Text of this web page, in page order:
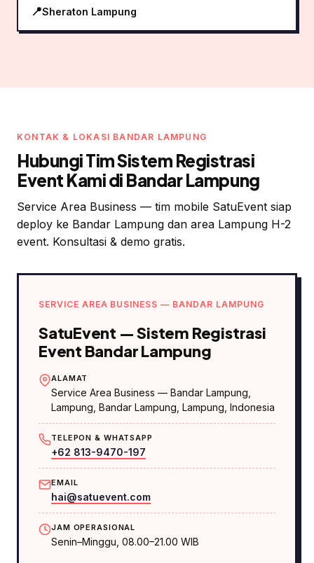
Sheraton Lampung
KONTAK & LOKASI BANDAR LAMPUNG
Hubungi Tim Sistem Registrasi
Event Kami di Bandar Lampung
Service Area Business — tim mobile SatuEvent siap
deploy ke Bandar Lampung dan area Lampung H-2
event. Konsultasi & demo gratis.
SERVICE AREA BUSINESS — BANDAR LAMPUNG
SatuEvent — Sistem Registrasi
Event Bandar Lampung
ALAMAT
Service Area Business — Bandar Lampung,
Lampung Bandar Lampung Lampung , Indonesia
TELEPON & WHATSAPP
+62 813-9470-197
EMAIL
hai@satuevent.com
JAM OPERASIONAL
Senin–Minggu, 08.00–21.00 WIB